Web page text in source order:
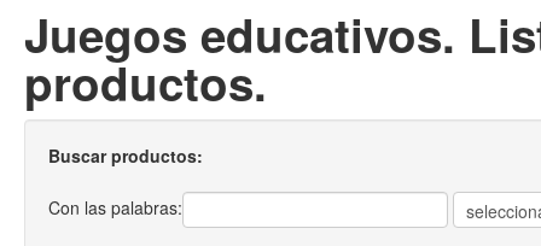
Juegos educativos.
productos.
Buscar productos:
Con las palabras: